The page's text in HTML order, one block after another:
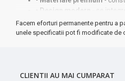
Design modern
- se
•Funcționare ușoară-
•Întreținere minimă-
Facem eforturi permanente pentru a
unele specificatii pot fi modificate de
CLIENTII AU MAI CUMPARAT